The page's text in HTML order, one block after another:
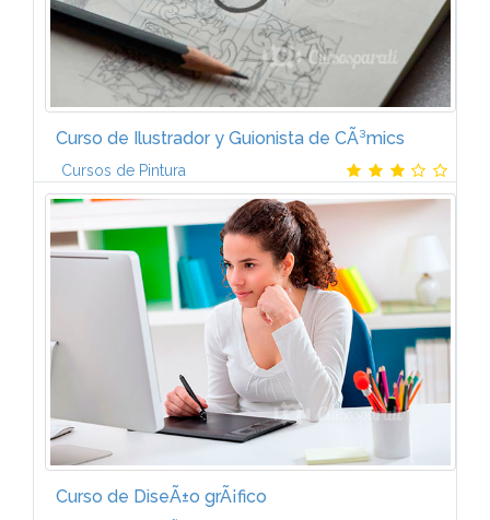
Curso de Ilustrador y Guionista de CÃ³mics
Cursos de Pintura
Gracias al temario del Curso de Ilustrador y Guionista
de cÃ³mics de CCC tendrÃ¡s una formaciÃ³n artÃ­stica
y tÃ©cnica lo mÃ¡s completa posible sobre el
mundo del cÃ³mic. Los...
Curso de DiseÃ±o grÃ¡fico